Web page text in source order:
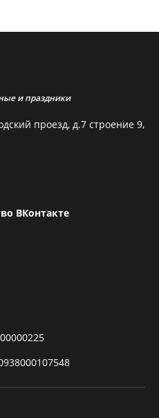
и праздники
проезд, д.7 строение 9,
ВКонтакте